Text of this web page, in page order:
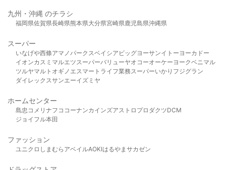
九州・沖縄 のチラシ
福岡県佐賀県長崎県熊本県大分県宮崎県鹿児島県沖縄県
スーパー
いなげや西條アマノパークスベイシア ビッグヨーサンイトーヨーカドー
イオンカスミ マルエツスーパーバリューヤオコーオーケー ヨークベニマル
ツルヤマルト オギノ エスマート ライフ業務スーパーいかり フジグラン
ダイレックスサンエーイズミヤ
ホームセンター
島忠 コメリ ナフコ コーナンカインズアストロプロダクツDCM
ジョイフル本田
ファッション
ユニクロ しまむら アベイルAOKIはるやま サカゼン